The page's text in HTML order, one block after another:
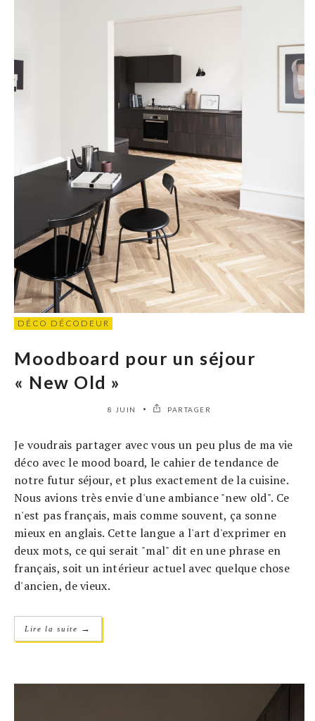
DÉCO DÉCODEUR
Moodboard pour un séjour
« New Old »
8 JUIN PARTAGER
Je voudrais partager avec vous un peu plus de ma vie
déco avec le mood board, le cahier de tendance de
notre futur séjour, et plus exactement de la cuisine.
Nous avions très envie d'une ambiance "new old". Ce
n'est pas français, mais comme souvent, ça sonne
mieux en anglais. Cette langue a l'art d'exprimer en
deux mots, ce qui serait "mal" dit en une phrase en
français, soit un intérieur actuel avec quelque chose
d'ancien, de vieux.
Lire la suite →